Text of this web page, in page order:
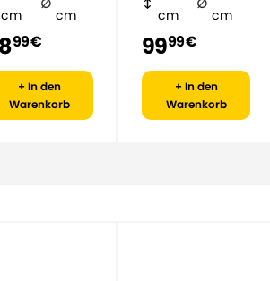
cm
cm
99 €
+ In den
Warenkorb
cm
cm
9999 €
+ In den
Warenkorb